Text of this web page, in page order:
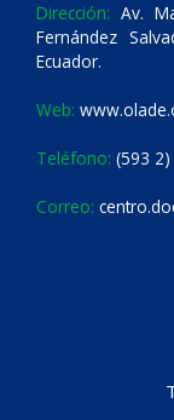
Dirección: Av.
Fernández
Ecuador.
Web:
Teléfono: (593
Correo: